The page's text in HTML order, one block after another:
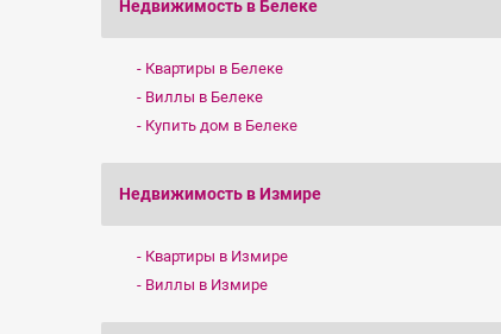
Недвижимость в Белеке
Квартиры в Белеке
Виллы в Белеке
Купить дом в Белеке
Недвижимость в Измире
Квартиры в Измире
Виллы в Измире